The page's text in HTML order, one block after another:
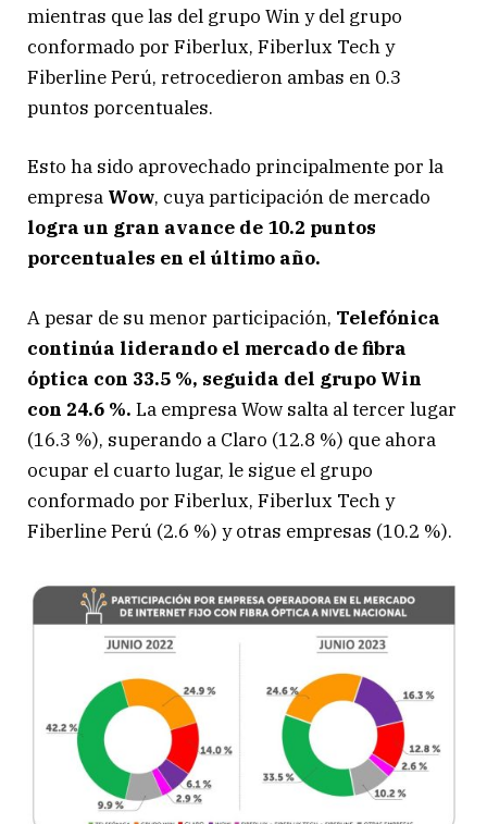
mientras que las del grupo Win y del grupo
conformado por Fiberlux, Fiberlux Tech y
Fiberline Perú, retrocedieron ambas en 0.3
puntos porcentuales.
Esto ha sido aprovechado principalmente por la
empresa Wow, cuya participación de mercado
logra un gran avance de 10.2 puntos
porcentuales en el último año.
A pesar de su menor participación, Telefónica
continúa liderando el mercado de fibra
óptica con 33.5 %, seguida del grupo Win
con 24.6 %. La empresa Wow salta al tercer lugar
(16.3 %), superando a Claro (12.8 %) que ahora
ocupar el cuarto lugar, le sigue el grupo
conformado por Fiberlux, Fiberlux Tech y
Fiberline Perú (2.6 %) y otras empresas (10.2 %).